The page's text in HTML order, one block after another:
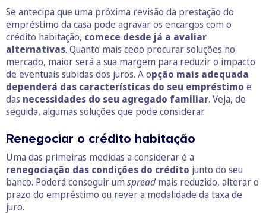
Se antecipa que uma próxima revisão da prestação do
empréstimo da casa pode agravar os encargos com o
crédito habitação, comece desde já a avaliar
alternativas. Quanto mais cedo procurar soluções no
mercado, maior será a sua margem para reduzir o impacto
de eventuais subidas dos juros. A opção mais adequada
dependerá das características do seu empréstimo e
das necessidades do seu agregado familiar. Veja, de
seguida, algumas soluções que pode considerar.
Renegociar o crédito habitação
Uma das primeiras medidas a considerar é a
renegociação das condições do crédito junto do seu
banco. Poderá conseguir um spread mais reduzido, alterar o
prazo do empréstimo ou rever a modalidade da taxa de
juro.